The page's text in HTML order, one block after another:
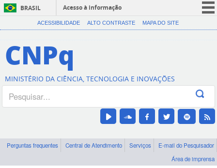
BRASIL
Acesso à informação
CORONAVÍRUS (COVID-19)
Canais
ACESSIBILIDADE ALTO CONTRASTE MAPA DO SITE
CNPq
MINISTÉRIO DA CIÊNCIA, TECNOLOGIA E INOVAÇÕES
Perguntas frequentes Central de Atendimento Serviços
E-mail do Pesquisador
Área de imprensa